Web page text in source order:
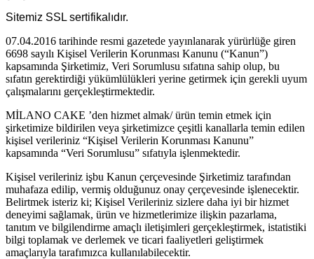
Sitemiz SSL sertifikalıdır.
07.04.2016 tarihinde resmi gazetede yayınlanarak yürürlüğe giren
6698 sayılı Kişisel Verilerin Korunması Kanunu (“Kanun”)
kapsamında Şirketimiz, Veri Sorumlusu sıfatına sahip olup, bu
sıfatın gerektirdiği yükümlülükleri yerine getirmek için gerekli uyum
çalışmalarını gerçekleştirmektedir.
MİLANO CAKE ’den hizmet almak/ ürün temin etmek için
şirketimize bildirilen veya şirketimizce çeşitli kanallarla temin edilen
kişisel verileriniz “Kişisel Verilerin Korunması Kanunu”
kapsamında “Veri Sorumlusu” sıfatıyla işlenmektedir.
Kişisel verileriniz işbu Kanun çerçevesinde Şirketimiz tarafından
muhafaza edilip, vermiş olduğunuz onay çerçevesinde işlenecektir.
Belirtmek isteriz ki; Kişisel Verileriniz sizlere daha iyi bir hizmet
deneyimi sağlamak, ürün ve hizmetlerimize ilişkin pazarlama,
tanıtım ve bilgilendirme amaçlı iletişimleri gerçekleştirmek, istatistiki
bilgi toplamak ve derlemek ve ticari faaliyetleri geliştirmek
amaçlarıyla tarafımızca kullanılabilecektir.